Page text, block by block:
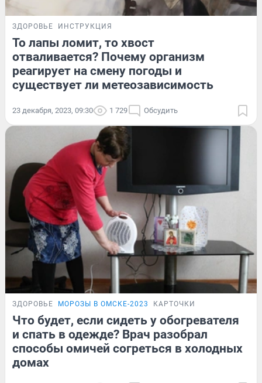
ЗДОРОВЬЕ ИНСТРУКЦИЯ
То лапы ломит, то хвост
отваливается? Почему организм
реагирует на смену погоды и
существует ли метеозависимость
23 декабря, 2023, 09:30 1 729 Обсудить
ЗДОРОВЬЕ МОРОЗЫ В ОМСКЕ-2023 КАРТОЧКИ
Что будет, если сидеть у обогревателя
и спать в одежде? Врач разобрал
способы омичей согреться в холодных
домах